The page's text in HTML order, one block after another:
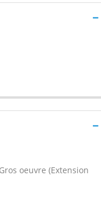
oeuvre (Extension